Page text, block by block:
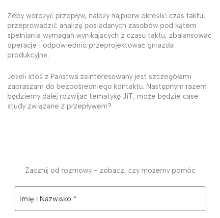
Żeby wdrożyć przepływ, należy najpierw określić czas taktu,
przeprowadzić analizę posiadanych zasobów pod kątem
spełniania wymagań wynikających z czasu taktu, zbalansować
operacje i odpowiednio przeprojektować gniazda
produkcyjne.
Jeżeli ktoś z Państwa zainteresowany jest szczegółami
zapraszam do bezpośredniego kontaktu. Następnym razem
będziemy dalej rozwijać tematykę JiT, może będzie case
study związane z przepływem?
Zacznij od rozmowy - zobacz, czy możemy pomóc